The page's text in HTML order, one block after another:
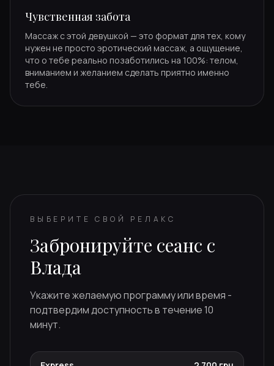
Чувственная забота
Массаж с этой девушкой — это формат для тех, кому
нужен не просто эротический массаж, а ощущение,
что о тебе реально позаботились на 100%: телом,
вниманием и желанием сделать приятно именно
тебе.
ВЫБЕРИТЕ СВОЙ РЕЛАКС
Забронируйте сеанс с
Влада
Укажите желаемую программу или время -
подтвердим доступность в течение 10
минут.